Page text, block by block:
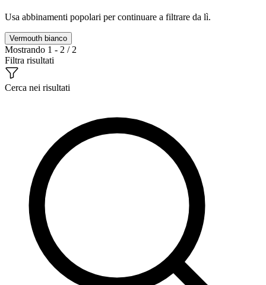
Usa abbinamenti popolari per continuare a filtrare da lì.
Vermouth bianco
Mostrando 1 - 2 / 2
Filtra risultati
Cerca nei risultati